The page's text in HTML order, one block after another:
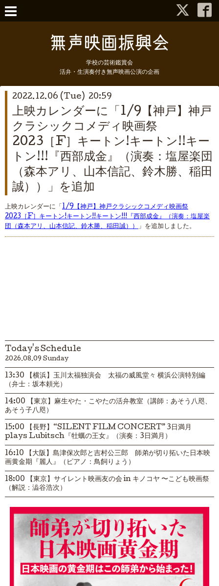
学校の芸術鑑賞会
活弁・生演奏付き無声映画公演の企画
2022.12.06 (Tue) 20:59
上映カレンダーに「1/9【神戸】神戸
クラシックコメディ映画祭
2023［F］キートン!キートン!!キー
トン!!!『西部成金』（演奏：塩屋楽団
（森本アリ、山本信記、鈴木勝、稲田
誠））」を追加
上映カレンダーに「 1/9【神戸】神戸クラシックコメディ映画祭
2023［F］キートン!キートン!!キートン!!!『西部成金』（演奏：塩屋楽
団（森本アリ、山本信記、鈴木勝、稲田誠）） 」を追加しました。
Today's Schedule
2026.08.09 Sunday
13:30 【横浜】玉川太福独演会 太福の威風堂々 横浜公演特別編
（弁士：坂本頼光）
14:00 【東京】麻生やた・こやたの活弁教室（講師：あそう八咫、
あそう子八咫）
15:00 【長野】“SILENT FILM CONCERT” 3日満月
plays Lubitsch『牡蠣の王女』（演奏：3日満月）
16:10 【大阪】島津保次郎と吉村公三郎 師弟が切り拓いた日本映
画黄金期『麗人』（ピアノ：鳥飼りょう）
18:00 【東京】サイレント映画友の会 in キノコヤ 〜こども映画祭
（解説：澁谷浩次）